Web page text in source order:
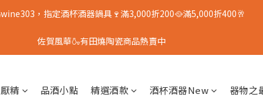
，指定酒杯酒器鍋具🍷滿3,000折200🥘滿5,000折400🥂
佐賀風華🍶有田燒陶瓷商品熱賣中
精 品酒小點 精選酒款 酒杯酒器New 器物之